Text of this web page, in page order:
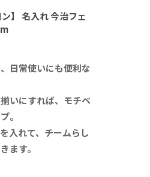
ン】 名入れ 今治フェ
日常使いにも便利な
いにすれば、モチベ
。
入れて、チームらし
ます。